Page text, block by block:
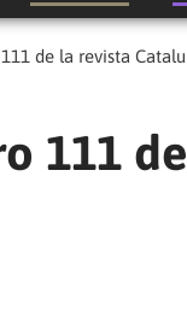
de la revista
111